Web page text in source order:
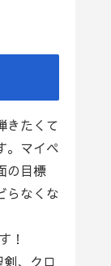
きたくて
。マイペ
の目標
らなくな
！
剣、クロ